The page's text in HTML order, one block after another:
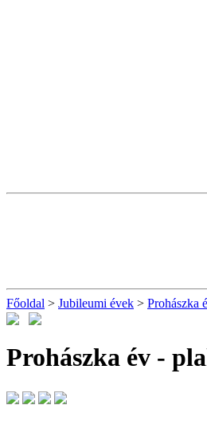
Főoldal > Jubileumi évek > Prohászka
Prohászka év -